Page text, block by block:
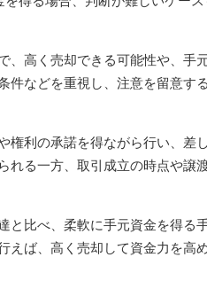
、高く売却できる可能性や、手
件などを重視し、注意を留意す
権利の承諾を得ながら行い、差
る一方、取引成立の時点や譲
と比べ、柔軟に手元資金を得る
ば、高く売却して資金力を高